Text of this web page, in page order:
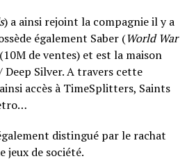
) a ainsi rejoint la compagnie il y a
également Saber (World War
de ventes) et est la maison
Deep Silver. A travers cette
accès à TimeSplitters, Saints
distingué par le rachat
jeux de société.